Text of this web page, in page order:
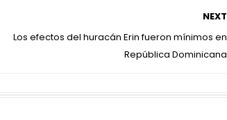
NEXT
Los efectos del huracán Erin fueron mínimos en
República Dominicana